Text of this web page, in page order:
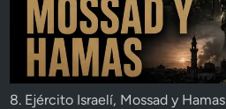
8. Ejército Israelí, Mossad y Hamas